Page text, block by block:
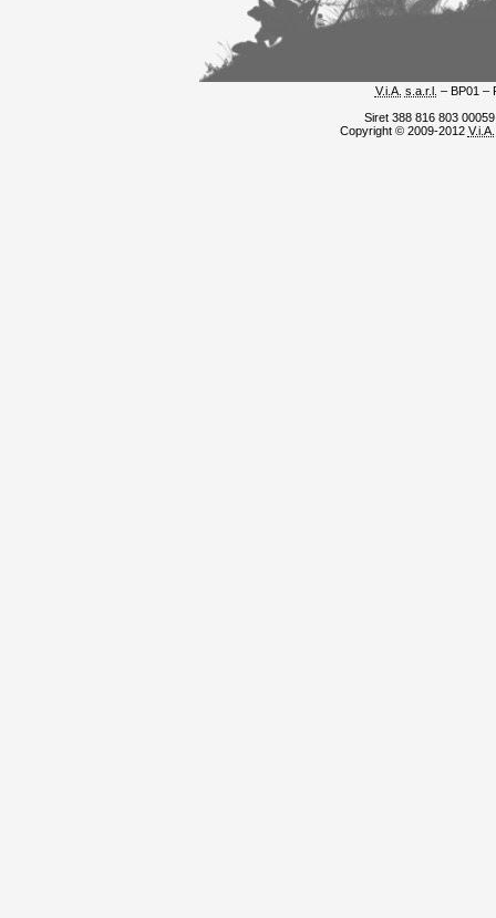
V.i.A. s.a.r.l.
– BP01 –
Siret 388 816 803
Copyright © 2009-2012 V.i.A.